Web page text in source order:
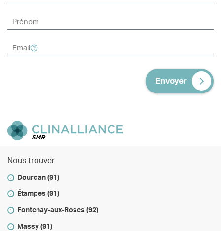
Envoyer
Nous trouver
Dourdan (91)
Étampes (91)
Fontenay-aux-Roses (92)
Massy (91)